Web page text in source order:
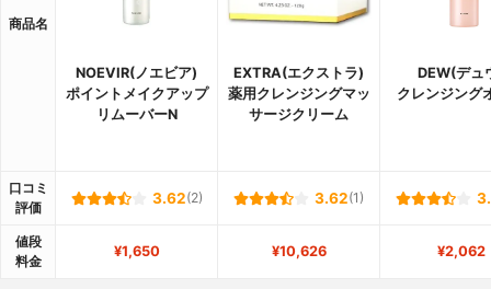
商品名
NOEVIR(ノエビア)
ポイントメイクアップ
リムーバーN
EXTRA(エクストラ)
薬用クレンジングマッ
サージクリーム
DEW(デュ
クレンジング
口コミ
評価
3.62(2) 3.62(1)
値段
料金
¥1,650 ¥10,626 ¥2,062